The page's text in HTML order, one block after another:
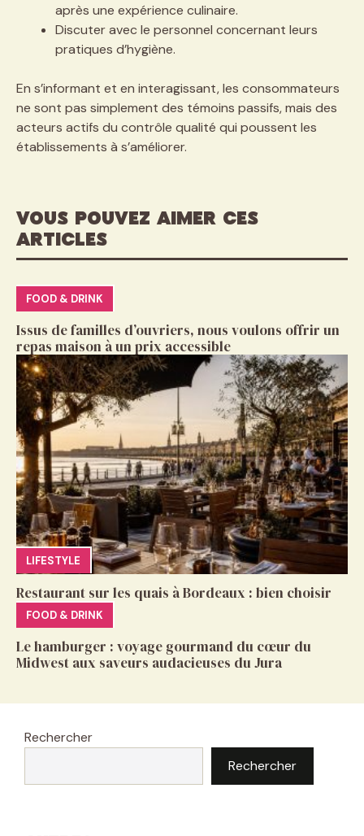
après une expérience culinaire.
Discuter avec le personnel concernant leurs
pratiques d’hygiène.
En s’informant et en interagissant, les consommateurs
ne sont pas simplement des témoins passifs, mais des
acteurs actifs du contrôle qualité qui poussent les
établissements à s’améliorer.
VOUS POUVEZ AIMER CES
ARTICLES
FOOD & DRINK
Issus de familles d’ouvriers, nous voulons offrir un
repas maison à un prix accessible
LIFESTYLE
Restaurant sur les quais à Bordeaux : bien choisir
FOOD & DRINK
Le hamburger : voyage gourmand du cœur du
Midwest aux saveurs audacieuses du Jura
Rechercher
Rechercher